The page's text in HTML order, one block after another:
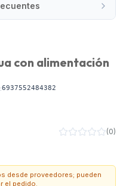
con alimentación
6937552484382
(0)
desde proveedores; pueden
el pedido.